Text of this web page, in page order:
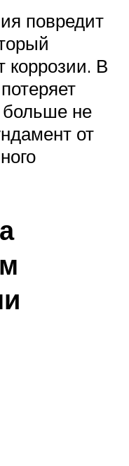
повредит
коррозии. В
больше не
от